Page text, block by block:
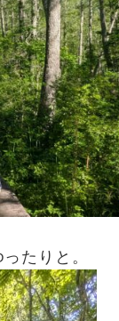
たりと。